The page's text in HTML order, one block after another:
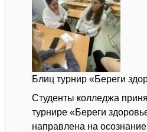
с
участниками
Чемпионата
по
профессиональному
мастерству
«Профессионалы»
Блиц турнир «Береги
Студенты колледжа
турнире «Береги
направлена на